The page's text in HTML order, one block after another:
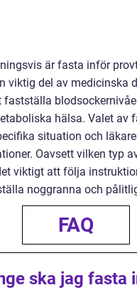
är fasta inför
viktig del av medicinska
fastställa
hälsa. Valet av
situation och
Oavsett vilken typ
viktigt att följa
noggranna och
FAQ
ska jag fasta